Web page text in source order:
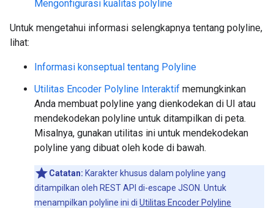
Mengonfigurasi kualitas polyline
Untuk mengetahui informasi selengkapnya tentang polyline,
lihat:
Informasi konseptual tentang Polyline
Utilitas Encoder Polyline Interaktif memungkinkan
Anda membuat polyline yang dienkodekan di UI atau
mendekodekan polyline untuk ditampilkan di peta.
Misalnya, gunakan utilitas ini untuk mendekodekan
polyline yang dibuat oleh kode di bawah.
Catatan: Karakter khusus dalam polyline yang
ditampilkan oleh REST API di-escape JSON. Untuk
menampilkan polyline ini di Utilitas Encoder Polyline